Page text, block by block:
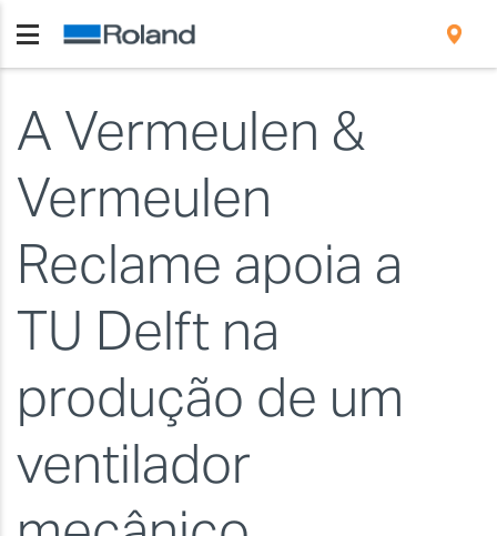
A Vermeulen &
Vermeulen
Reclame apoia a
TU Delft na
produção de um
ventilador